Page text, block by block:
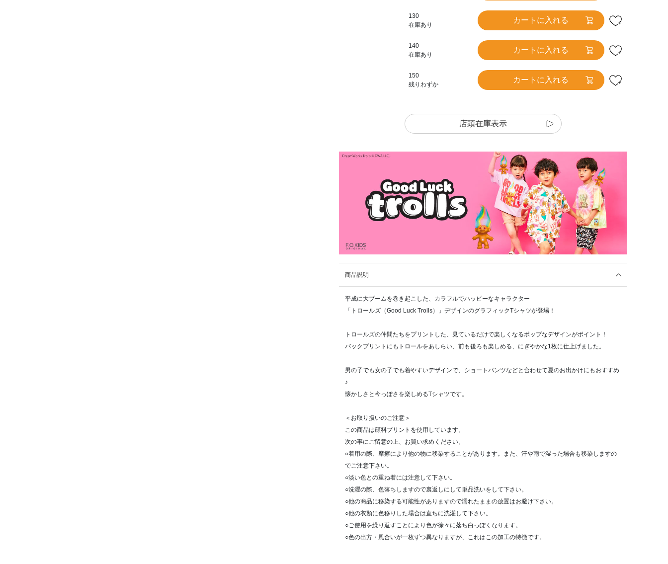
130
在庫あり
カートに入れる
140
在庫あり
カートに入れる
150
残りわずか
カートに入れる
店頭在庫表示
商品説明
平成に大ブームを巻き起こした、カラフルでハッピーなキャラクター
「トロールズ（Good Luck Trolls）」デザインのグラフィックTシャツが登場！
トロールズの仲間たちをプリントした、見ているだけで楽しくなるポップなデザインがポイント！
バックプリントにもトロールをあしらい、前も後ろも楽しめる、にぎやかな1枚に仕上げました。
男の子でも女の子でも着やすいデザインで、ショートパンツなどと合わせて夏のお出かけにもおすすめ
♪
懐かしさと今っぽさを楽しめるTシャツです。
＜お取り扱いのご注意＞
この商品は顔料プリントを使用しています。
次の事にご留意の上、お買い求めください。
○着用の際、摩擦により他の物に移染することがあります。また、汗や雨で湿った場合も移染しますの
でご注意下さい。
○淡い色との重ね着には注意して下さい。
○洗濯の際、色落ちしますので裏返しにして単品洗いをして下さい。
○他の商品に移染する可能性がありますので濡れたままの放置はお避け下さい。
○他の衣類に色移りした場合は直ちに洗濯して下さい。
○ご使用を繰り返すことにより色が徐々に落ち白っぽくなります。
○色の出方・風合いが一枚ずつ異なりますが、これはこの加工の特徴です。